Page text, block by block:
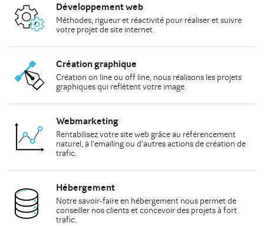
Développement web
Méthodes, rigueur et réactivité pour réaliser et suivre
votre projet de site internet.
Création graphique
Création on lineou off line, nous réalisons les projets
graphiquesqui reflètent votre image.
Webmarketing
Rentabilisez votre site web grâce au référencement
naturel, à l'emailingou d'autres actions decréation de
trafic.
Hébergement
Notre savoir-faire en hébergement nous permet de
conseiller nos clients et concevoir des projets à fort
trafic.